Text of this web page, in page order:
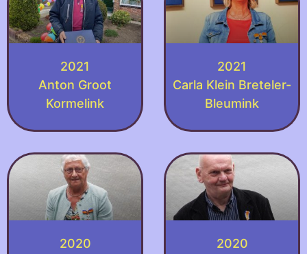
2021
Anton Groot
Kormelink
2021
Carla Klein Breteler-
Bleumink
2020
2020